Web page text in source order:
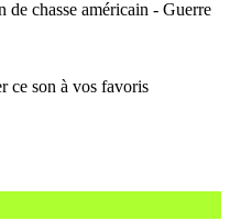
de chasse américain - Guerre